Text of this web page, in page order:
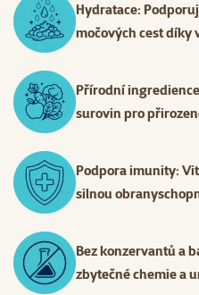
Hydratace:
močových cest díky
Přírodní
surovin pro
Podpora imunity:
silnou
Bez konzervantů a
zbytečné chemie a